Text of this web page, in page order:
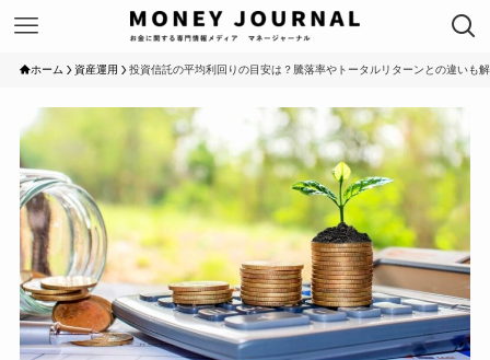
ホーム 資産運用 投資信託の平均利回りの目安は？騰落率やトータルリターンとの違いも